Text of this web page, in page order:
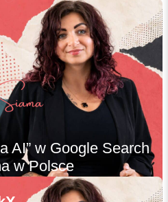
AI” w Google Search
w Polsce